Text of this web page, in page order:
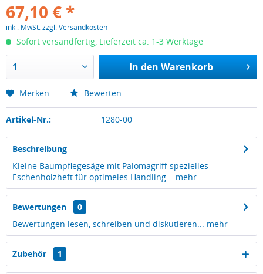
67,10 € *
inkl. MwSt.zzgl. Versandkosten
Sofort versandfertig, Lieferzeit ca. 1-3 Werktage
In den Warenkorb
Merken Bewerten
Artikel-Nr.: 1280-00
Beschreibung
Kleine Baumpflegesäge mit Palomagriff spezielles
Eschenholzheft für optimeles Handling... mehr
Bewertungen
0
Bewertungen lesen, schreiben und diskutieren... mehr
Zubehör 1